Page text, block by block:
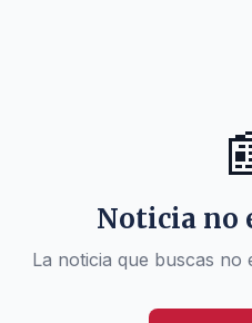
Noticia no
La noticia que buscas no